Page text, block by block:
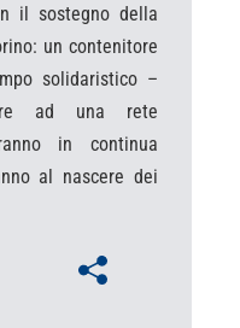
il sostegno della
un contenitore
solidaristico –
ad una rete
in continua
al nascere dei